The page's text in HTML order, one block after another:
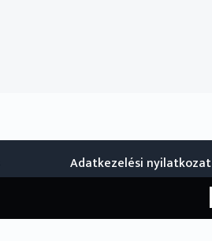
Adatkezelési nyilatkozat